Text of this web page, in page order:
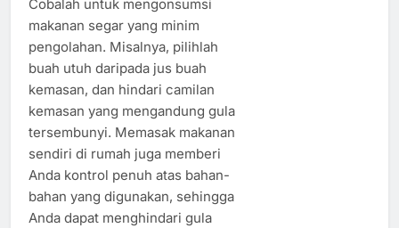
Cobalah untuk mengonsumsi
makanan segar yang minim
pengolahan. Misalnya, pilihlah
buah utuh daripada jus buah
kemasan, dan hindari camilan
kemasan yang mengandung gula
tersembunyi. Memasak makanan
sendiri di rumah juga memberi
Anda kontrol penuh atas bahan-
bahan yang digunakan, sehingga
Anda dapat menghindari gula